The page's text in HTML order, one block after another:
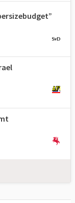
det
allt vara
och
EU-
att